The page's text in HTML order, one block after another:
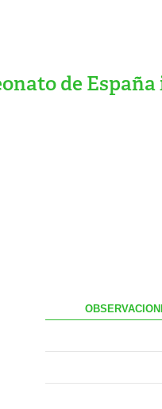
de
OBS